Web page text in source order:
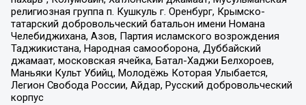
религиозная группа п. Кушкуль г. Оренбург, Крымско-
татарский добровольческий батальон имени Номана
Челебиджихана, Азов, Партия исламского возрождения
Таджикистана, Народная самооборона, Дуббайский
джамаат, московская ячейка, Батал-Хаджи Белхороев,
Маньяки Культ Убийц, Молодёжь Которая Улыбается,
Легион Свобода России, Айдар, Русский добровольческий
корпус